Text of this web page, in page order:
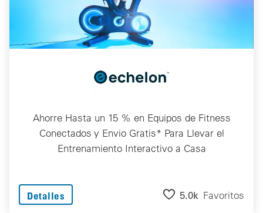
Ahorre Hasta un 15 % en Equipos de Fitness
Conectados y Envio Gratis* Para Llevar el
Entrenamiento Interactivo a Casa
Detalles 5.0k Favoritos